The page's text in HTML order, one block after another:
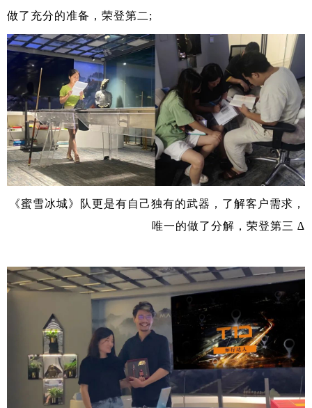
做了充分的准备，荣登第二;
《蜜雪冰城》队更是有自己独有的武器，了解客户需求，
唯一的做了分解，荣登第三 ∆